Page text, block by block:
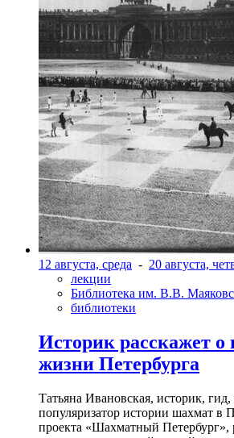
12 августа, среда - 20 августа,
лекции
Библиотека им. В.В.
библиотеки
Историк расскажет о
жизни Петербурга
Татьяна Ивановская, историк, гид,
популяризатор истории шахмат в
проекта «Шахматный Петербург»,